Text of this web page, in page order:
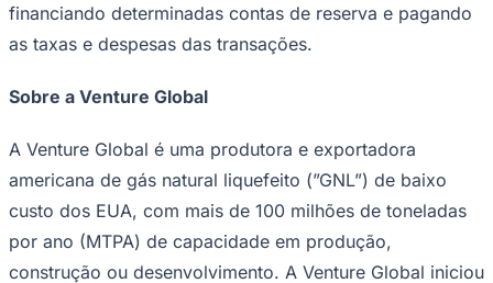
Concursos
Panorama Econômico
Panorama Econômico
Anuncie no Portal
Verificar EmpresaNovo
Anunciar VagasNovo
Publicidade Legal
NBA
financiando determinadas contas de reserva e pagando
as taxas e despesas das transações.
Sobre a Venture Global
A Venture Global é uma produtora e exportadora
americana de gás natural liquefeito (”GNL”) de baixo
custo dos EUA, com mais de 100 milhões de toneladas
por ano (MTPA) de capacidade em produção,
construção ou desenvolvimento. A Venture Global iniciou